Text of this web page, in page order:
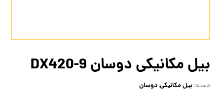
بیل مکانیکی دوسان DX420-9
دسته:بیل مکانیکی,دوسان